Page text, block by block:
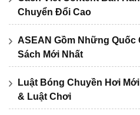
Chuyển Đổi Cao
ASEAN Gồm Những Quốc
Sách Mới Nhất
Luật Bóng Chuyền Hơi
& Luật Chơi